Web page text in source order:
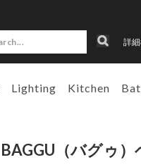
詳
Lighting Kitchen
BAGGU（バグゥ